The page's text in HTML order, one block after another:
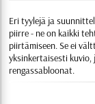
Eri tyylejä ja
piirre - ne on kaikki
piirtämiseen. Se ei
yksinkertaisesti kuvio,
rengassabloonat.